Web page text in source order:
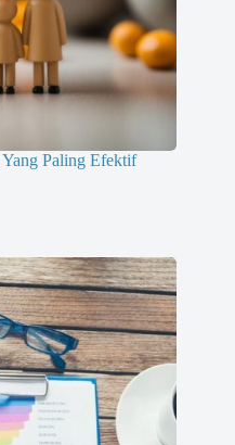
Paling Efektif